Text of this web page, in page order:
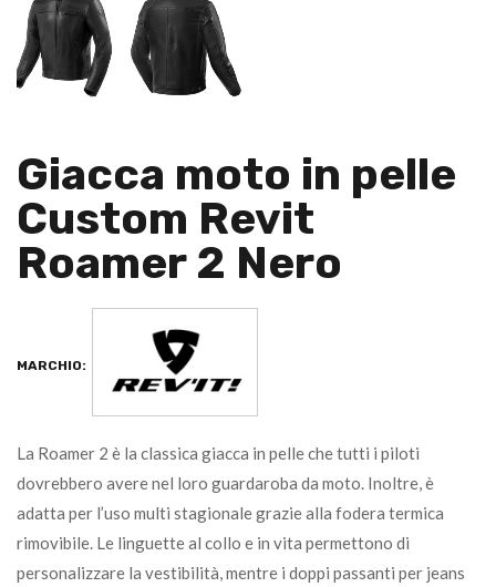
Giacca moto in pelle
Custom Revit
Roamer 2 Nero
MARCHIO:
La Roamer 2 è la classica giacca in pelle che tutti i piloti
dovrebbero avere nel loro guardaroba da moto. Inoltre, è
adatta per l’uso multi stagionale grazie alla fodera termica
rimovibile. Le linguette al collo e in vita permettono di
personalizzare la vestibilità, mentre i doppi passanti per jeans